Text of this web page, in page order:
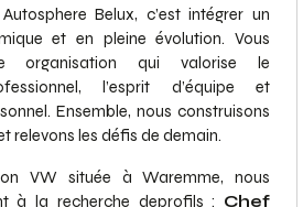
Belux, c’est intégrer un
et en pleine évolution. Vous
organisation qui valorise le
l’esprit d’équipe et
Ensemble, nous construisons
relevons les défis de demain.
VW située à Waremme, nous
à la recherche deprofils : Chef